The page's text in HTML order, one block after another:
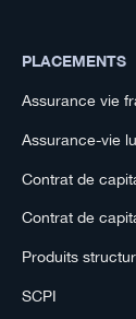
PLACEMENTS
Assurance vie
Assurance-vie
Contrat de
Contrat de
Produits
SCPI